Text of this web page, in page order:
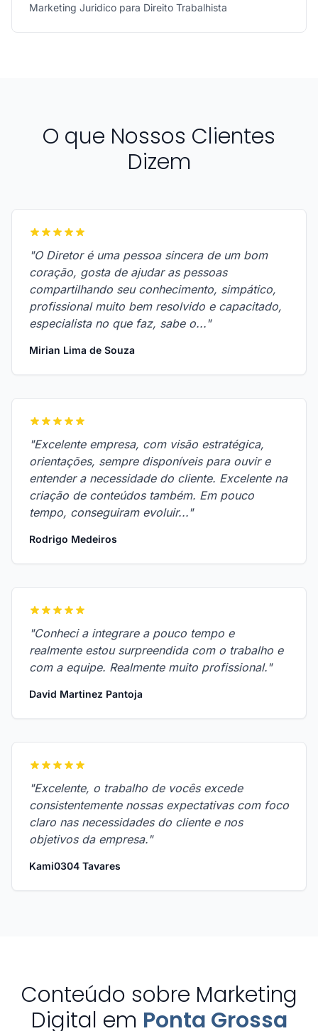
Marketing Juridico para Direito Trabalhista
O que Nossos Clientes
Dizem
"O Diretor é uma pessoa sincera de um bom
coração, gosta de ajudar as pessoas
compartilhando seu conhecimento, simpático,
profissional muito bem resolvido e capacitado,
especialista no que faz, sabe o..."
Mirian Lima de Souza
"Excelente empresa, com visão estratégica,
orientações, sempre disponíveis para ouvir e
entender a necessidade do cliente. Excelente na
criação de conteúdos também. Em pouco
tempo, conseguiram evoluir..."
Rodrigo Medeiros
"Conheci a integrare a pouco tempo e
realmente estou surpreendida com o trabalho e
com a equipe. Realmente muito profissional."
David Martinez Pantoja
"Excelente, o trabalho de vocês excede
consistentemente nossas expectativas com foco
claro nas necessidades do cliente e nos
objetivos da empresa."
Kami0304 Tavares
Conteúdo sobre Marketing
Digital em Ponta Grossa